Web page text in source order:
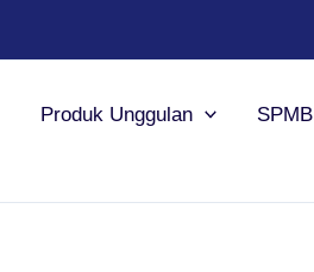
Produk Unggulan SPMB